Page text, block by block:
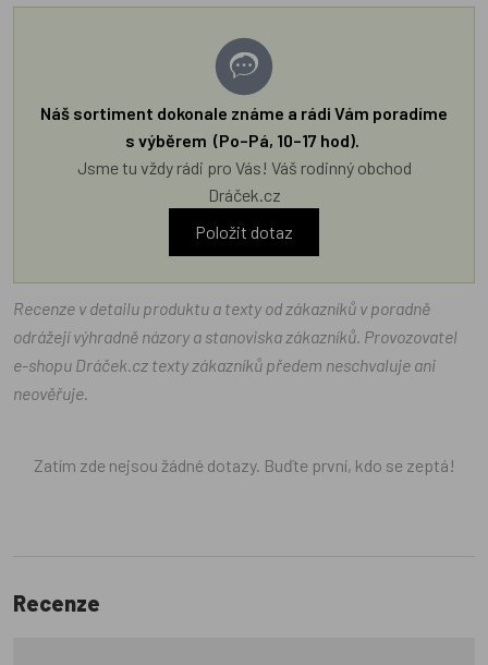
Náš sortiment dokonale známe a rádi Vám poradíme
s výběrem (Po–Pá, 10–17 hod).
Jsme tu vždy rádi pro Vás! Váš rodinný obchod
Dráček.cz
Položit dotaz
Recenze v detailu produktu a texty od zákazníků v poradně
odrážejí výhradně názory a stanoviska zákazníků. Provozovatel
e-shopu Dráček.cz texty zákazníků předem neschvaluje ani
neověřuje.
Zatím zde nejsou žádné dotazy. Buďte první, kdo se zeptá!
Recenze